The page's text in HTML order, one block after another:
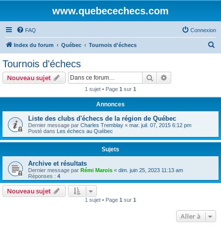
www.quebecechecs.com
FAQ Connexion
Index du forum Québec Tournois d'échecs
e
Tournois d'échecs
Nouveau sujet Rechercher
1 sujet • Page 1 sur 1
Annonces
Liste des clubs d'échecs de la région de Québec
Dernier message par Charles Tremblay « mar. juil. 07, 2015 6:12 pm
Posté dans Les échecs au Québec
Sujets
Archive et résultats
Dernier message par Rémi Marois « dim. juin 25, 2023 11:13 am
Réponses : 4
Nouveau sujet
1 sujet • Page 1 sur 1
Aller à